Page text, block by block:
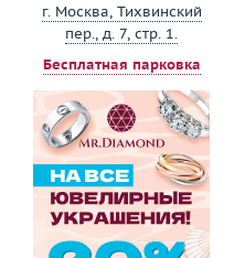
г. Москва, Тихвинский
пер., д. 7, стр. 1.
Бесплатная парковка